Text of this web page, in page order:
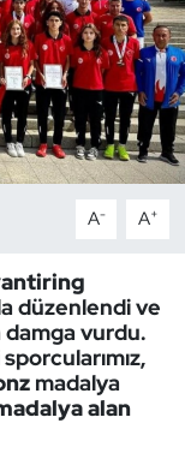
A- A+
düzenlendi ve
damga vurdu.
madalya
alan